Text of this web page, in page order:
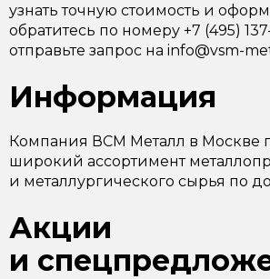
узнать точную стоимость и
обратитесь по номеру +7 (495)
отправьте запрос на info@vsm-
Информация
Компания ВСМ Металл в Москве
широкий ассортимент
и металлургического сырья по
Акции
и